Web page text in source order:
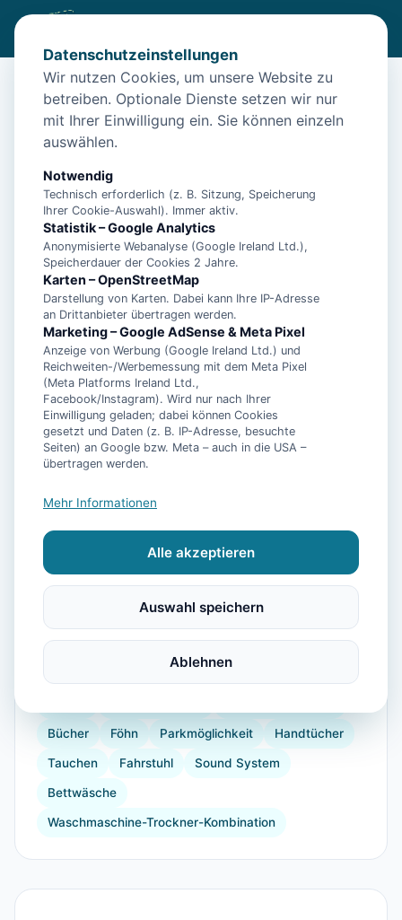
/Unterkünfte /Norden/Norden: Apartment Deichgeflüster
Norden: Apartment Deichgeflüster
Geschirrspüler Balkon
Wellnessbehandlungen Kaffeemaschine
Küchenutensilien Backofen
Toaster Bügelbrett Krankenhaus Golf
Bücher Föhn Parkmöglichkeit Handtücher
Tauchen Fahrstuhl Sound System
Bettwäsche
Waschmaschine-Trockner-Kombination
Datenschutzeinstellungen
Wir nutzen Cookies, um unsere Website zu
betreiben. Optionale Dienste setzen wir nur
mit Ihrer Einwilligung ein. Sie können einzeln
auswählen.
Notwendig
Technisch erforderlich (z. B. Sitzung, Speicherung
Ihrer Cookie-Auswahl). Immer aktiv.
Statistik – Google Analytics
Anonymisierte Webanalyse (Google Ireland Ltd.),
Speicherdauer der Cookies 2 Jahre.
Karten – OpenStreetMap
Darstellung von Karten. Dabei kann Ihre IP-Adresse
an Drittanbieter übertragen werden.
Marketing – Google AdSense & Meta Pixel
Anzeige von Werbung (Google Ireland Ltd.) und
Reichweiten-/Werbemessung mit dem Meta Pixel
(Meta Platforms Ireland Ltd.,
Facebook/Instagram). Wird nur nach Ihrer
Einwilligung geladen; dabei können Cookies
gesetzt und Daten (z. B. IP-Adresse, besuchte
Seiten) an Google bzw. Meta – auch in die USA –
übertragen werden.
Mehr Informationen
Alle akzeptieren
Auswahl speichern
Ablehnen